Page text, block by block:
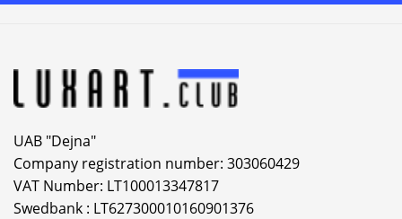
UAB "Dejna"
Company registration number: 303060429
VAT Number: LT100013347817
Swedbank : LT627300010160901376